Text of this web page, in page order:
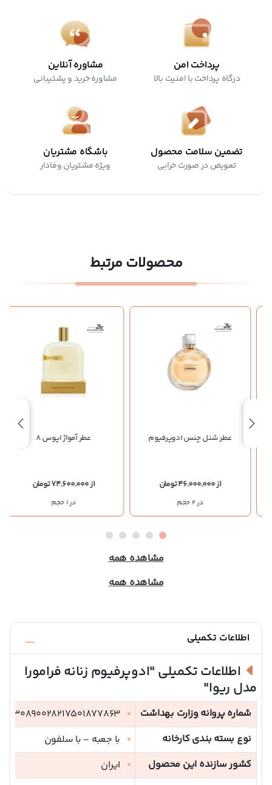
پرداخت امن
درگاه پرداخت با امنیت بالا
مشاوره آنلاین
مشاوره خرید و پشتیبانی
تضمین سلامت محصول
تعویض در صورت خرابی
باشگاه مشتریان
ویژه مشتریان وفادار
محصولات مرتبط
عطر شنل چنس ادوپرفیوم عطر آمواژ اپوس 8
مشاهده همه
مشاهده همه
اطلاعات تکمیلی
اطلاعات تکمیلی "ادوپرفیوم زنانه فرامورا
مدل ریوا"
شماره پروانه وزارت بهداشت
30890028217501877863
نوع بسته بندی کارخانه
با جعبه - با سلفون
کشور سازنده این محصول
ایران